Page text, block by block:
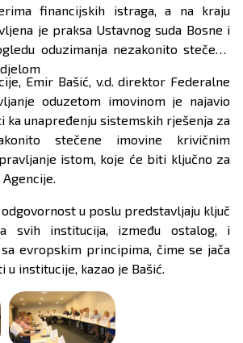
financijskih istraga, a na kraju
je praksa Ustavnog suda Bosne i
oduzimanja nezakonito stečene
Emir Bašić, v.d. direktor Federalne
oduzetom imovinom je najavio
ka unapređenju sistemskih rješenja za
stečene imovine krivičnim
istom, koje će biti ključno za
u poslu predstavljaju ključ
svih institucija, između ostalog, i
evropskim principima, čime se jača
u institucije, kazao je Bašić.